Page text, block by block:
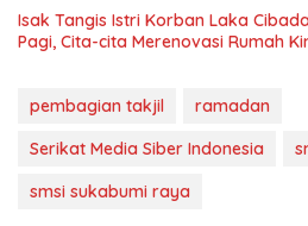
Isak Tangis Istri Korban Laka
Pagi, Cita-cita Merenovasi Rumah
pembagian takjil
ramadan
Serikat Media Siber Indonesia
smsi sukabumi raya